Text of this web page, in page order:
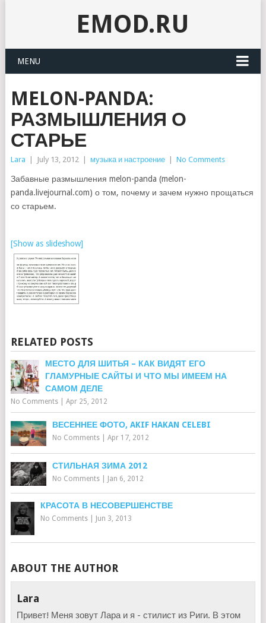
EMOD.RU
MENU
MELON-PANDA:
РАЗМЫШЛЕНИЯ О
СТАРЬЕ
Lara July 13, 2012 музыка и настроение No Comments
Забавные размышления melon-panda (melon-
panda.livejournal.com) о том, почему и зачем нужно прощаться
со старьем.
[Show as slideshow]
RELATED POSTS
МЕСТО ДЛЯ ШИТЬЯ – КАК ВИДЯТ ЕГО
ГЛАМУРНЫЕ САЙТЫ И ЧТО МЫ ИМЕЕМ НА
САМОМ ДЕЛЕ
No Comments| Apr 25, 2012
ВЕСЕННЕЕ ФОТО, AKIF HAKAN CELEBI
No Comments| Apr 17, 2012
СТИЛЬНАЯ ЗИМА 2012
No Comments| Jan 6, 2012
КРАСОТА В НЕСОВЕРШЕНСТВЕ
No Comments| Jun 3, 2013
ABOUT THE AUTHOR
Lara
Привет! Меня зовут Лара и я - стилист из Риги. В этом